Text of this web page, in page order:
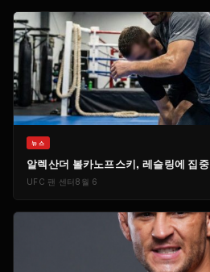
​뉴스
알렉산더 볼카노프스키, 레슬링에 집중
UFC 팬 센터8월 6